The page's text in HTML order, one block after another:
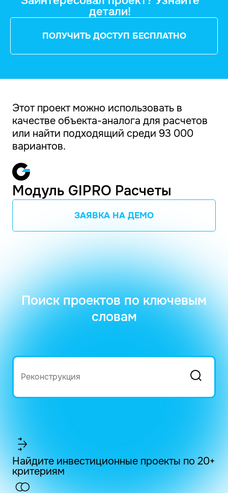
детали!
ПОЛУЧИТЬ ДОСТУП БЕСПЛАТНО
Этот проект можно использовать в
качестве объекта-аналога для расчетов
или найти подходящий среди 93 000
вариантов.
Модуль GIPRO Расчеты
ЗАЯВКА НА ДЕМО
Поиск проектов по ключевым
словам
Найдите инвестиционные проекты по 20+
критериям